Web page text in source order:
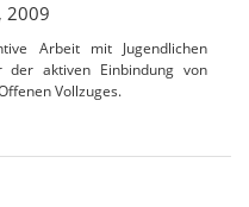
2009
Arbeit mit Jugendlichen
der aktiven Einbindung von
Vollzuges.